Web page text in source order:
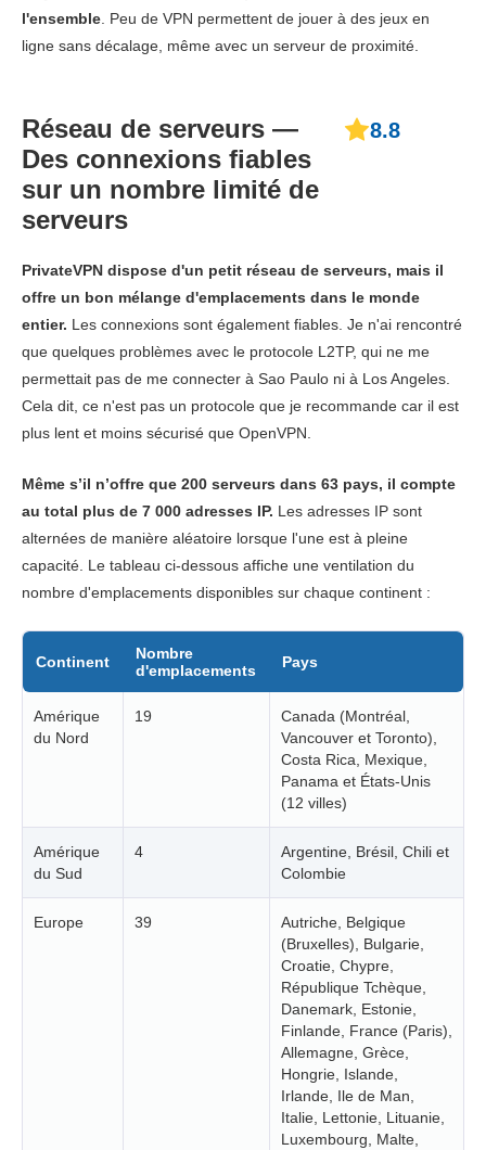
l'ensemble. Peu de VPN permettent de jouer à des jeux en
ligne sans décalage, même avec un serveur de proximité.
Réseau de serveurs —
Des connexions fiables
sur un nombre limité de
serveurs
8.8
PrivateVPN dispose d'un petit réseau de serveurs, mais il
offre un bon mélange d'emplacements dans le monde
entier. Les connexions sont également fiables. Je n'ai rencontré
que quelques problèmes avec le protocole L2TP, qui ne me
permettait pas de me connecter à Sao Paulo ni à Los Angeles.
Cela dit, ce n'est pas un protocole que je recommande car il est
plus lent et moins sécurisé que OpenVPN.
Même s’il n’offre que 200 serveurs dans 63 pays, il compte
au total plus de 7 000 adresses IP. Les adresses IP sont
alternées de manière aléatoire lorsque l'une est à pleine
capacité. Le tableau ci-dessous affiche une ventilation du
nombre d'emplacements disponibles sur chaque continent :
Continent
Nombre
d'emplacements
Pays
Amérique
du Nord
19
Canada (Montréal,
Vancouver et Toronto),
Costa Rica, Mexique,
Panama et États-Unis
(12 villes)
Amérique
du Sud
4
Argentine, Brésil, Chili et
Colombie
Europe 39
Autriche, Belgique
(Bruxelles), Bulgarie,
Croatie, Chypre,
République Tchèque,
Danemark, Estonie,
Finlande, France (Paris),
Allemagne, Grèce,
Hongrie, Islande,
Irlande, Ile de Man,
Italie, Lettonie, Lituanie,
Luxembourg, Malte,